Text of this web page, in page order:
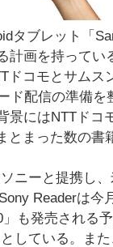
タブレット「
計画を持って
ドコモとサム
ド配信の準備
景にはNTTドコ
まった数の書
ニーと提携し
Readerは今
も発売される
している。ま